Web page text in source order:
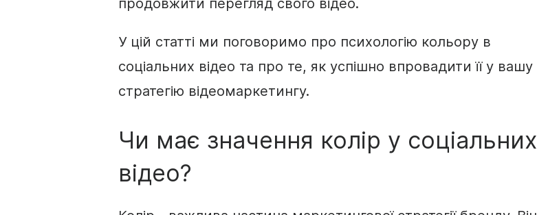
продовжити перегляд свого відео.
У цій статті ми поговоримо про психологію кольору в
соціальних відео та про те, як успішно впровадити її у вашу
стратегію відеомаркетингу.
Чи має значення колір у соціальних
відео?